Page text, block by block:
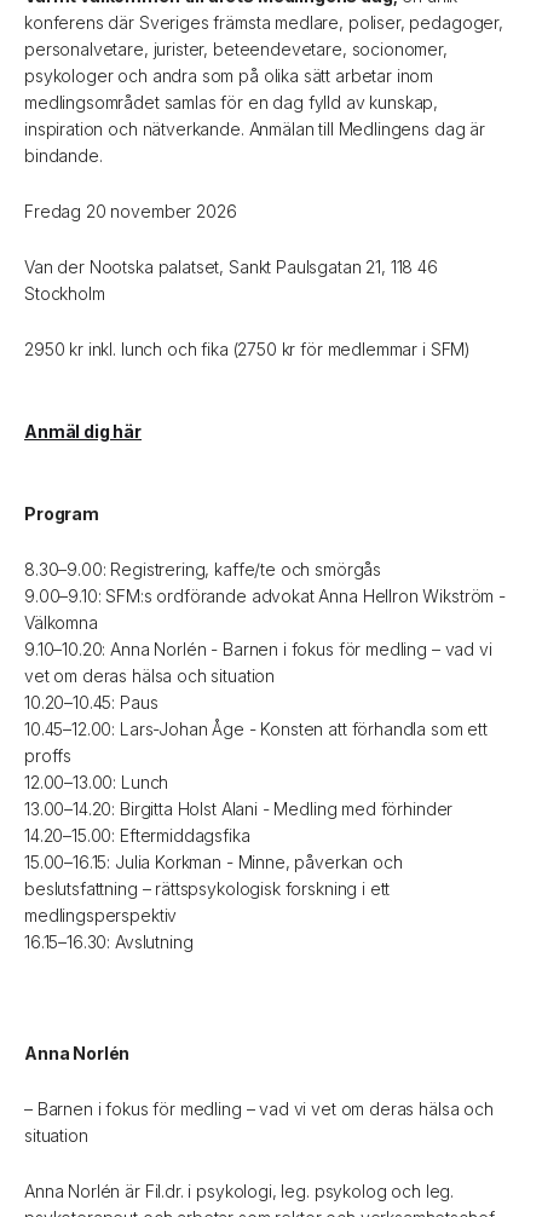
konferens där Sveriges främsta medlare, poliser, pedagoger,
personalvetare, jurister, beteendevetare, socionomer,
psykologer och andra som på olika sätt arbetar inom
medlingsområdet samlas för en dag fylld av kunskap,
inspiration och nätverkande. Anmälan till Medlingens dag är
bindande.
Fredag 20 november 2026
Van der Nootska palatset, Sankt Paulsgatan 21, 118 46
Stockholm
2950 kr inkl. lunch och fika (2750 kr för medlemmar i SFM)
Anmäl dig här
Program
8.30–9.00: Registrering, kaffe/te och smörgås
9.00–9.10: SFM:s ordförande advokat Anna Hellron Wikström -
Välkomna
9.10–10.20: Anna Norlén - Barnen i fokus för medling – vad vi
vet om deras hälsa och situation
10.20–10.45: Paus
10.45–12.00: Lars-Johan Åge - Konsten att förhandla som ett
proffs
12.00–13.00: Lunch
13.00–14.20: Birgitta Holst Alani - Medling med förhinder
14.20–15.00: Eftermiddagsfika
15.00–16.15: Julia Korkman - Minne, påverkan och
beslutsfattning – rättspsykologisk forskning i ett
medlingsperspektiv
16.15–16.30: Avslutning
Anna Norlén
– Barnen i fokus för medling – vad vi vet om deras hälsa och
situation
Anna Norlén är Fil.dr. i psykologi, leg. psykolog och leg.